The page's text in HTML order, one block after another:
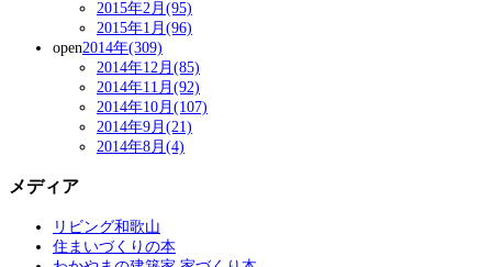
2015年2月(95)
2015年1月(96)
open2014年(309)
2014年12月(85)
2014年11月(92)
2014年10月(107)
2014年9月(21)
2014年8月(4)
メディア
リビング和歌山
住まいづくりの本